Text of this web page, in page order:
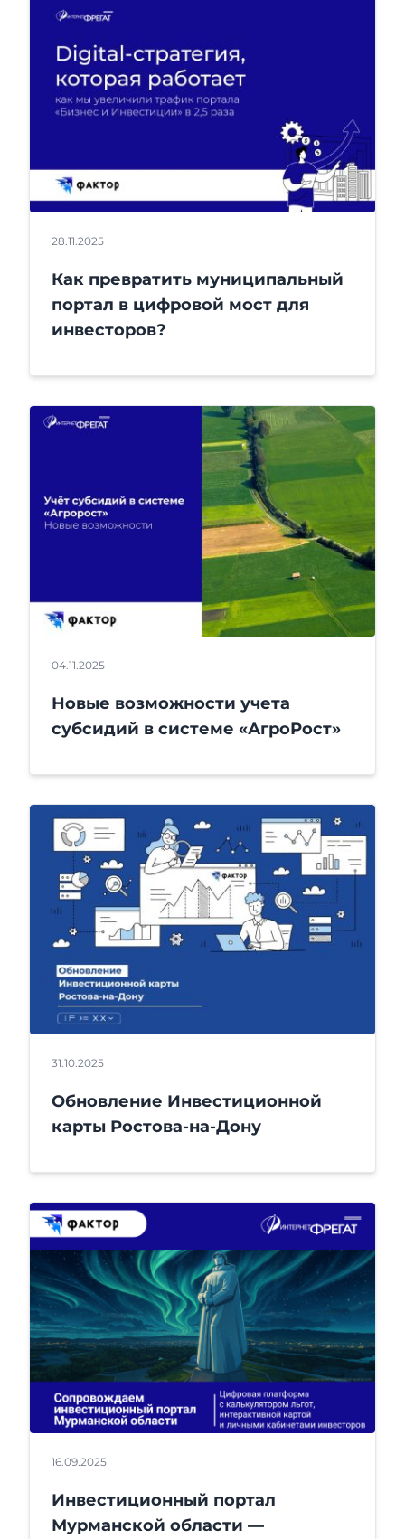
28.11.2025
Как превратить муниципальный
портал в цифровой мост для
инвесторов?
04.11.2025
Новые возможности учета
субсидий в системе «АгроРост»
31.10.2025
Обновление Инвестиционной
карты Ростова-на-Дону
16.09.2025
Инвестиционный портал
Мурманской области —